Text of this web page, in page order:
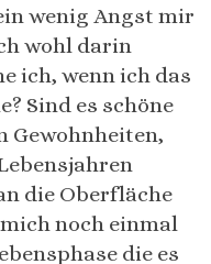
wenig Angst mir
wohl darin
ich, wenn ich das
Sind es schöne
Gewohnheiten,
die Oberfläche
noch einmal
die es